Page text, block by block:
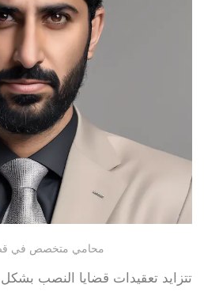
محامي متخصص في
تتزايد تعقيدات قضايا النصب بشكل